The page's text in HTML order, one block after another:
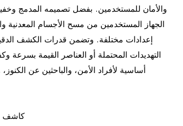
والأمان للمستخدمين. بفضل تصميمه المدمج
الجهاز المستخدمين من مسح الأجسام المعدنية
إعدادات مختلفة. وتضمن قدرات الكشف
التهديدات المحتملة أو العناصر القيمة بسرعة
أساسية لأفراد الأمن، والباحثين عن